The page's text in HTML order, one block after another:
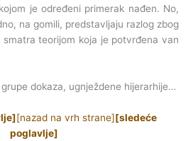
je određeni primerak nađen. No,
na gomili, predstavljaju razlog zbog
teorijom koja je potvrđena van
dokaza, ugnježdene hijerarhije…
[nazad na vrh strane][sledeće
poglavlje]